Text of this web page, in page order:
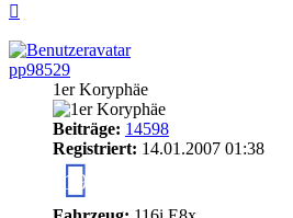
pp98529
1er Koryphäe
Beiträge: 14598
Registriert: 14.01.2007 01:38
19